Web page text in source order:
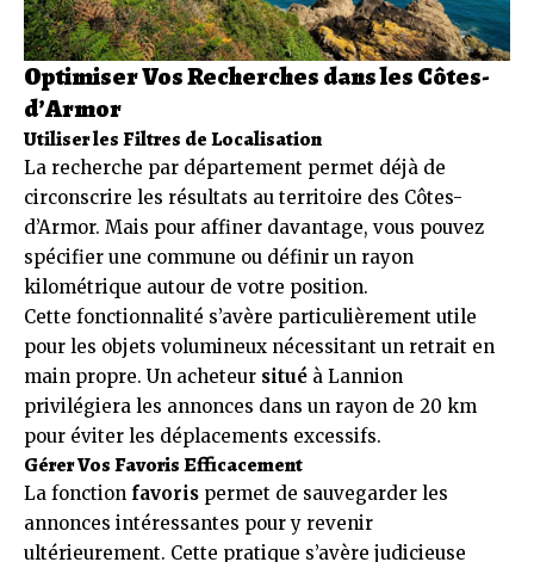
Optimiser Vos Recherches dans les Côtes-
d’Armor
Utiliser les Filtres de Localisation
La recherche par département permet déjà de
circonscrire les résultats au territoire des Côtes-
d’Armor. Mais pour affiner davantage, vous pouvez
spécifier une commune ou définir un rayon
kilométrique autour de votre position.
Cette fonctionnalité s’avère particulièrement utile
pour les objets volumineux nécessitant un retrait en
main propre. Un acheteur situé à Lannion
privilégiera les annonces dans un rayon de 20 km
pour éviter les déplacements excessifs.
Gérer Vos Favoris Efficacement
La fonction favoris permet de sauvegarder les
annonces intéressantes pour y revenir
ultérieurement. Cette pratique s’avère judicieuse